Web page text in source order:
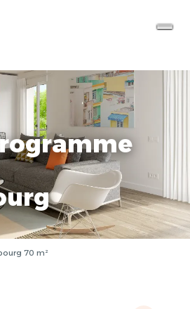
70 m²